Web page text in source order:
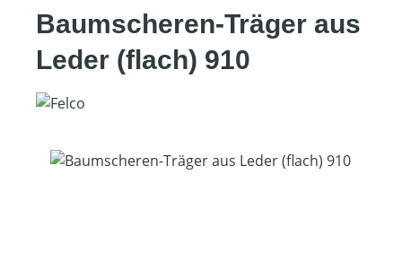
Baumscheren-Träger aus
Leder (flach) 910
Bildergalerie überspringen